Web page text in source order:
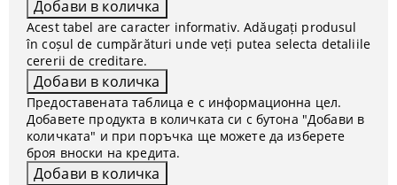
Acest tabel are caracter informativ. Adăugați produsul
în coșul de cumpărături unde veți putea selecta detaliile
cererii de creditare.
Предоставената таблица е с информационна цел.
Добавете продукта в количката си с бутона "Добави в
количката" и при поръчка ще можете да изберете
броя вноски на кредита.